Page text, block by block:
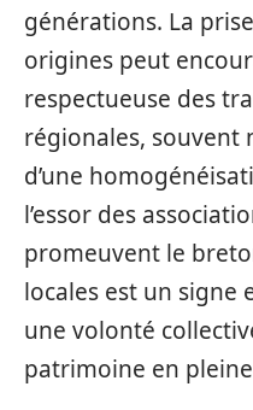
générations. La
origines peut
respectueuse des
régionales, souvent
d’une
l’essor des
promeuvent le
locales est un
une volonté
patrimoine en